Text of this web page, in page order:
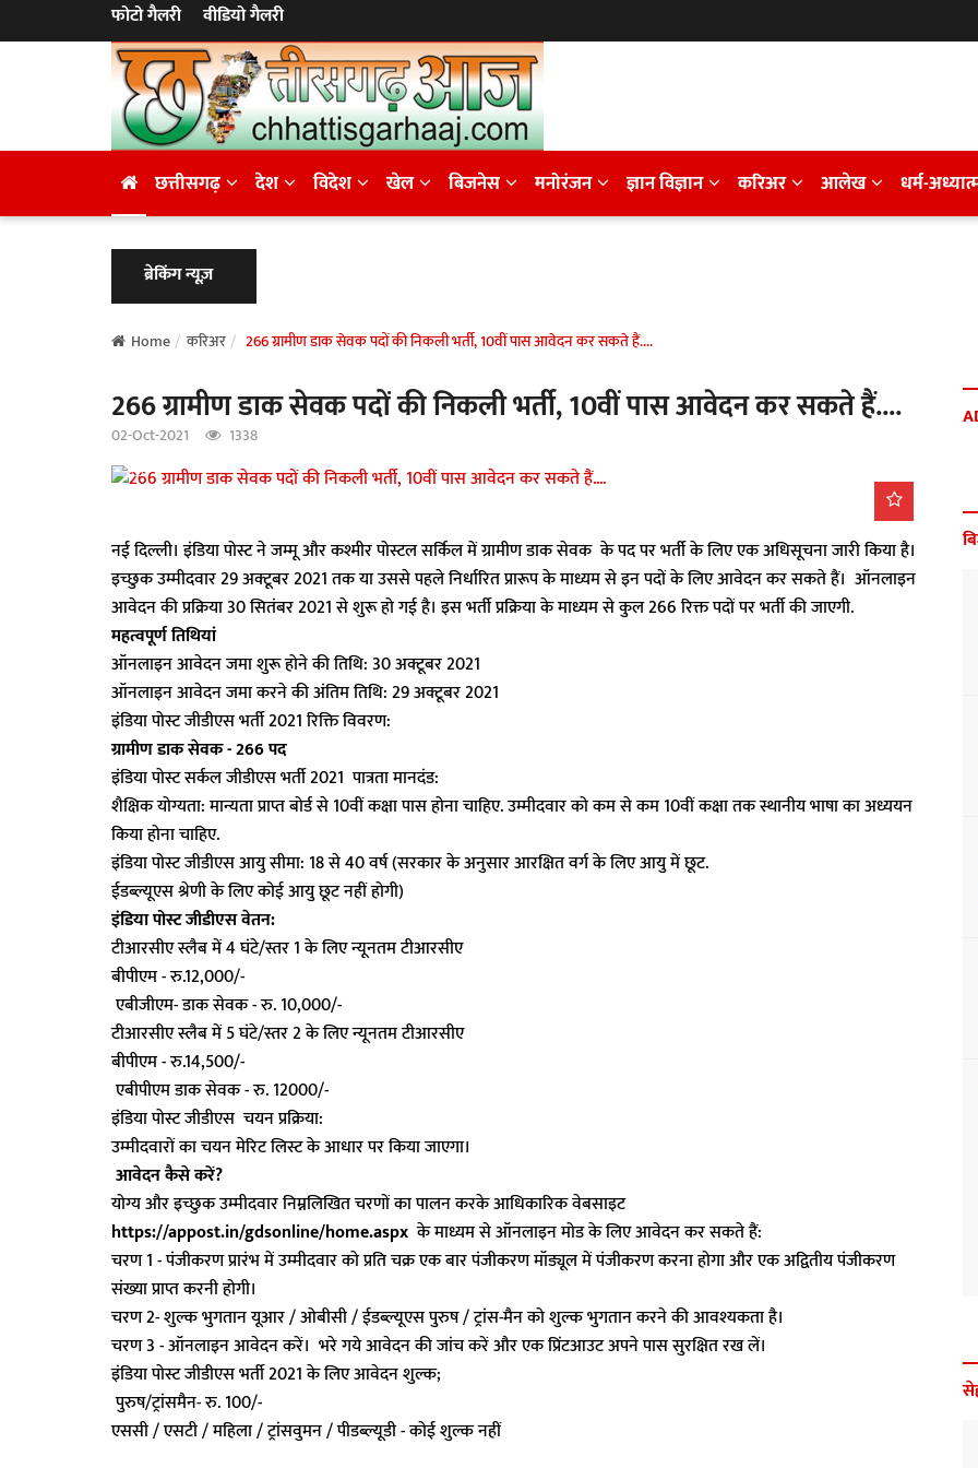
फोटो गैलरी वीडियो गैलरी
छत्तीसगढ़ देश विदेश खेल बिजनेस मनोरंजन ज्ञान विज्ञान करिअर आलेख धर्म-
ब्रेकिंग न्यूज़
Home करिअर 266 ग्रामीण डाक सेवक पदों की निकली भर्ती, 10वीं पास आवेदन कर सकते हैं....
266 ग्रामीण डाक सेवक पदों की निकली भर्ती, 10वीं पास आवेदन कर सकते हैं....
02-Oct-2021 1338
नई दिल्ली। इंडिया पोस्ट ने जम्मू और कश्मीर पोस्टल सर्किल में ग्रामीण डाक सेवक के पद पर भर्ती के लिए एक अधिसूचना जारी किया है।
इच्छुक उम्मीदवार 29 अक्टूबर 2021 तक या उससे पहले निर्धारित प्रारूप के माध्यम से इन पदों के लिए आवेदन कर सकते हैं। ऑनलाइन
आवेदन की प्रक्रिया 30 सितंबर 2021 से शुरू हो गई है। इस भर्ती प्रक्रिया के माध्यम से कुल 266 रिक्त पदों पर भर्ती की जाएगी.
महत्वपूर्ण तिथियां
ऑनलाइन आवेदन जमा शुरू होने की तिथि: 30 अक्टूबर 2021
ऑनलाइन आवेदन जमा करने की अंतिम तिथि: 29 अक्टूबर 2021
इंडिया पोस्ट जीडीएस भर्ती 2021 रिक्ति विवरण:
ग्रामीण डाक सेवक - 266 पद
इंडिया पोस्ट सर्कल जीडीएस भर्ती 2021 पात्रता मानदंड:
शैक्षिक योग्यता: मान्यता प्राप्त बोर्ड से 10वीं कक्षा पास होना चाहिए. उम्मीदवार को कम से कम 10वीं कक्षा तक स्थानीय भाषा का अध्ययन
किया होना चाहिए.
इंडिया पोस्ट जीडीएस आयु सीमा: 18 से 40 वर्ष (सरकार के अनुसार आरक्षित वर्ग के लिए आयु में छूट.
ईडब्ल्यूएस श्रेणी के लिए कोई आयु छूट नहीं होगी)
इंडिया पोस्ट जीडीएस वेतन:
टीआरसीए स्लैब में 4 घंटे/स्तर 1 के लिए न्यूनतम टीआरसीए
बीपीएम - रु.12,000/-
एबीजीएम- डाक सेवक - रु. 10,000/-
टीआरसीए स्लैब में 5 घंटे/स्तर 2 के लिए न्यूनतम टीआरसीए
बीपीएम - रु.14,500/-
एबीपीएम डाक सेवक - रु. 12000/-
इंडिया पोस्ट जीडीएस चयन प्रक्रिया:
उम्मीदवारों का चयन मेरिट लिस्ट के आधार पर किया जाएगा।
आवेदन कैसे करें?
योग्य और इच्छुक उम्मीदवार निम्नलिखित चरणों का पालन करके आधिकारिक वेबसाइट
https://appost.in/gdsonline/home.aspx के माध्यम से ऑनलाइन मोड के लिए आवेदन कर सकते हैं:
चरण 1 - पंजीकरण प्रारंभ में उम्मीदवार को प्रति चक्र एक बार पंजीकरण मॉड्यूल में पंजीकरण करना होगा और एक अद्वितीय पंजीकरण
संख्या प्राप्त करनी होगी।
चरण 2- शुल्क भुगतान यूआर / ओबीसी / ईडब्ल्यूएस पुरुष / ट्रांस-मैन को शुल्क भुगतान करने की आवश्यकता है।
चरण 3 - ऑनलाइन आवेदन करें। भरे गये आवेदन की जांच करें और एक प्रिंटआउट अपने पास सुरक्षित रख लें।
इंडिया पोस्ट जीडीएस भर्ती 2021 के लिए आवेदन शुल्क;
पुरुष/ट्रांसमैन- रु. 100/-
एससी / एसटी / महिला / ट्रांसवुमन / पीडब्ल्यूडी - कोई शुल्क नहीं